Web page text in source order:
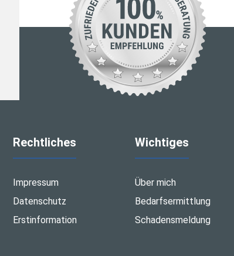
Rechtliches
Impressum
Datenschutz
Erstinformation
Wichtiges
Über mich
Bedarfsermittlung
Schadensmeldung